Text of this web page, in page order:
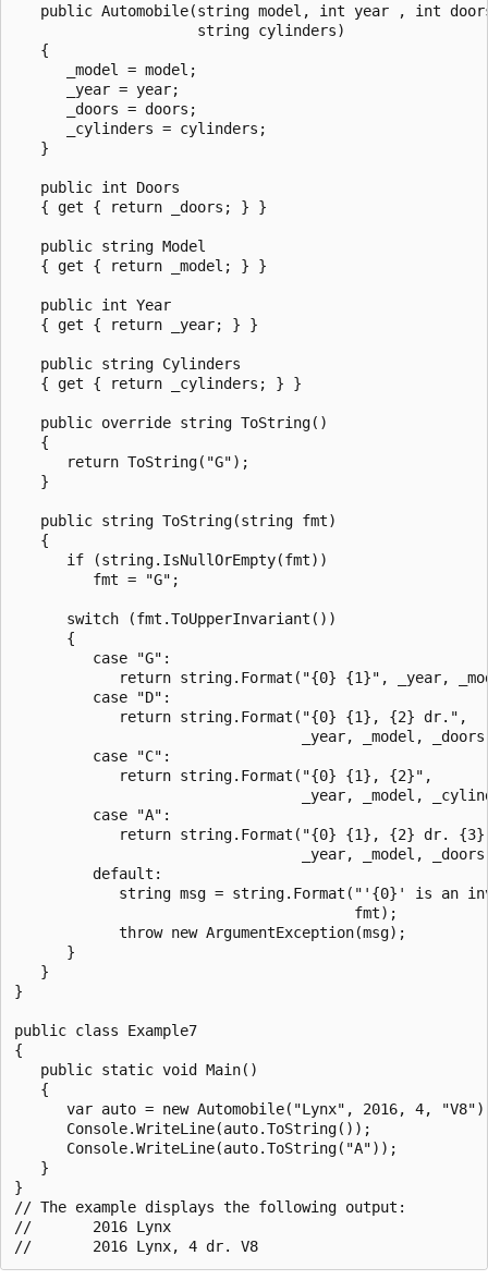
public Automobile(string model, int year , int
                     string cylinders)
   {
      _model = model;
      _year = year;
      _doors = doors;
      _cylinders = cylinders;
   }
   public int Doors
   { get { return _doors; } }
   public string Model
   { get { return _model; } }
   public int Year
   { get { return _year; } }
   public string Cylinders
   { get { return _cylinders; } }
   public override string ToString()
   {
      return ToString("G");
   }
   public string ToString(string fmt)
   {
      if (string.IsNullOrEmpty(fmt))
         fmt = "G";
      switch (fmt.ToUpperInvariant())
      {
         case "G":
return string.Format("{0} {1}", _year,
         case "D":
            return string.Format("{0} {1}, {2} dr.",
_year, _model,
         case "C":
            return string.Format("{0} {1}, {2}",
_year, _model,
         case "A":
return string.Format("{0} {1}, {2} dr.
_year, _model,
         default:
string msg = string.Format("'{0}' is an
                                       fmt);
            throw new ArgumentException(msg);
      }
   }
}
public class Example7
{
   public static void Main()
   {
var auto = new Automobile("Lynx", 2016, 4,
      Console.WriteLine(auto.ToString());
      Console.WriteLine(auto.ToString("A"));
   }
}
// The example displays the following output:
//       2016 Lynx